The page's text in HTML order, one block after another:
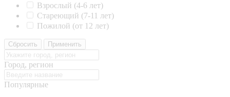
Взрослый (4-6 лет)
Стареющий (7-11 лет)
Пожилой (от 12 лет)
Сбросить Применить
Город, регион
Популярные